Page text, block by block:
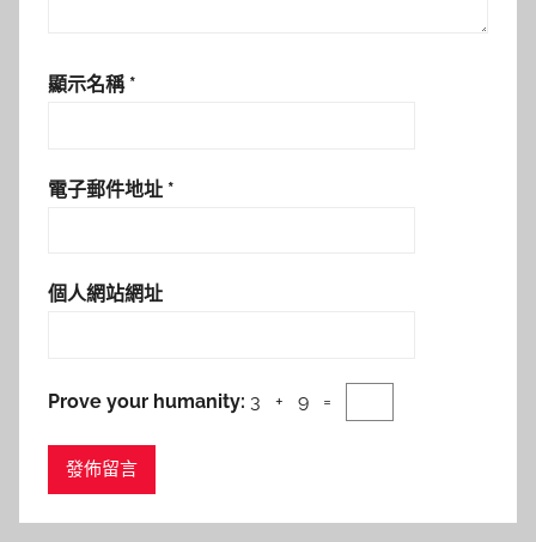
顯示名稱 *
電子郵件地址 *
個人網站網址
Prove your humanity: 3 + 9 =